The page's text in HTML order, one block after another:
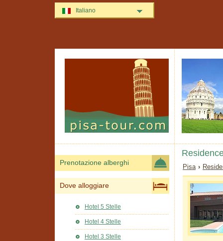
Pisa ›
Prenotazione alberghi
Dove alloggiare
Hotel 5 Stelle
Hotel 4 Stelle
Hotel 3 Stelle
Italiano